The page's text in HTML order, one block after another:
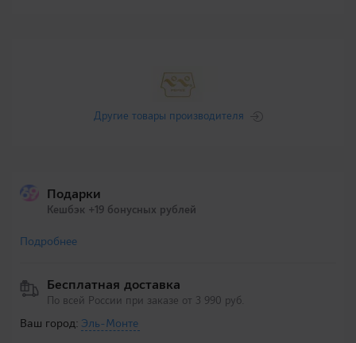
Другие товары производителя
Подарки
Кешбэк +19 бонусных рублей
Подробнее
Бесплатная доставка
По всей России при заказе от 3 990 руб.
Ваш город: Эль-Монте